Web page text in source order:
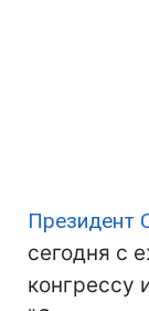
Президент
сегодня с
конгрессу